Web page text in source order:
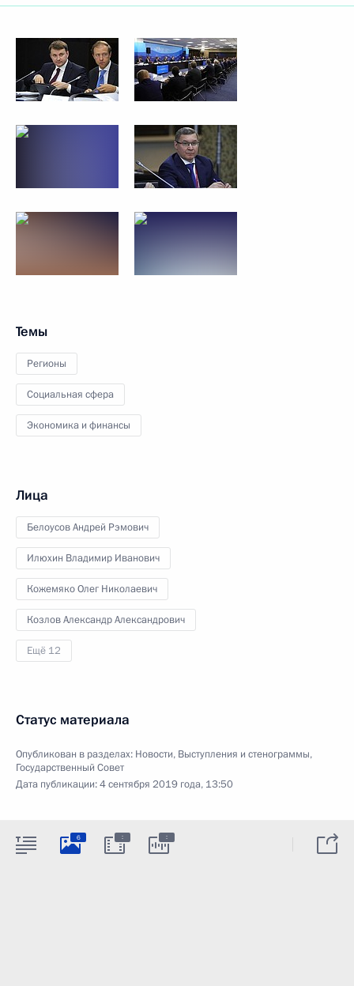
Темы
Регионы
Социальная сфера
Экономика и финансы
Лица
Белоусов Андрей Рэмович
Илюхин Владимир Иванович
Кожемяко Олег Николаевич
Козлов Александр Александрович
Ещё 12
Статус материала
Опубликован в разделах: Новости, Выступления и стенограммы,
Государственный Совет
Дата публикации:4 сентября 2019 года, 13:50
6 : :